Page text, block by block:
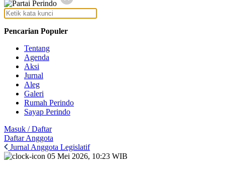
Pencarian Populer
Tentang
Agenda
Aksi
Jurnal
Aleg
Galeri
Rumah Perindo
Sayap Perindo
Masuk / Daftar
Daftar Anggota
Jurnal Anggota Legislatif
05 Mei 2026, 10:23 WIB